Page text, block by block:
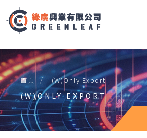
首頁 (W)Only Export
(W)ONLY EXPORT